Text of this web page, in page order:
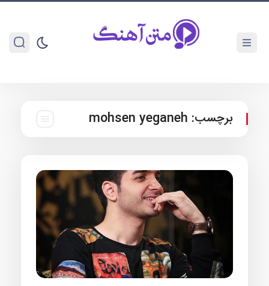
برچسب: mohsen yeganeh